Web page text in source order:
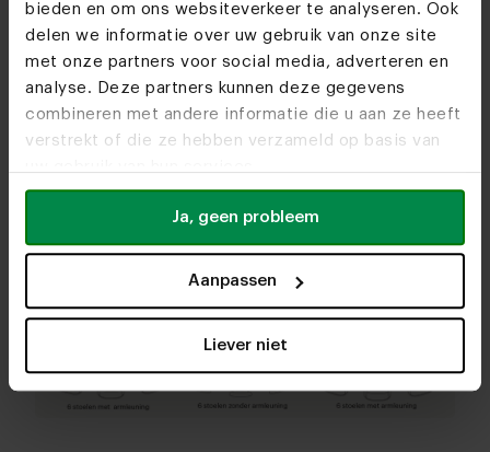
bieden en om ons websiteverkeer te analyseren. Ook
delen we informatie over uw gebruik van onze site
met onze partners voor social media, adverteren en
analyse. Deze partners kunnen deze gegevens
combineren met andere informatie die u aan ze heeft
verstrekt of die ze hebben verzameld op basis van
Ja, geen probleem
Aanpassen
Liever niet
Lees hier alles over je Deens ovale
eettafel voor 8 personen. Ontdek alle
mogelijke afmetingen en het aantal
stoelen dat aan je Deens ovale eettafel
past.